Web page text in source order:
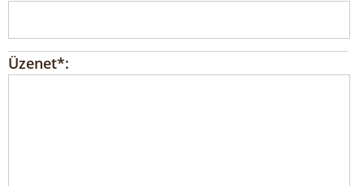
Üzenet*: